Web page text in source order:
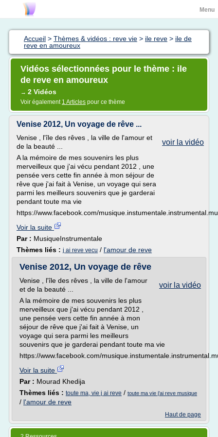
Menu
Accueil > Thèmes & vidéos : reve vie > ile reve > ile de
reve en amoureux
Vidéos sélectionnées pour le thème : ile
de reve en amoureux
→ 2 Vidéos
Voir également 1 Articles pour ce thème
Venise 2012, Un voyage de rêve ...
voir la vidéo
Venise , l'île des rêves , la ville de l'amour et
de la beauté ...
A la mémoire de mes souvenirs les plus
merveilleux que j'ai vécu pendant 2012 , une
pensée vers cette fin année à mon séjour de
rêve que j'ai fait à Venise, un voyage qui sera
parmi les meilleurs souvenirs que je garderai
pendant toute ma vie
https://www.facebook.com/
Voir la suite
Par : MusiqueInstrumentale
Thèmes liés : j ai reve vecu / l'amour de reve
Venise 2012, Un voyage de rêve
voir la vidéo
Venise , l'île des rêves , la ville de l'amour
et de la beauté ...
A la mémoire de mes souvenirs les plus
merveilleux que j'ai vécu pendant 2012 ,
une pensée vers cette fin année à mon
séjour de rêve que j'ai fait à Venise, un
voyage qui sera parmi les meilleurs
souvenirs que je garderai pendant toute ma vie
https://www.facebook.com/
Voir la suite
Par : Mourad Khedija
Thèmes liés : toute ma, vie j ai reve / toute ma vie j'ai reve musique
/ l'amour de reve
Haut de page